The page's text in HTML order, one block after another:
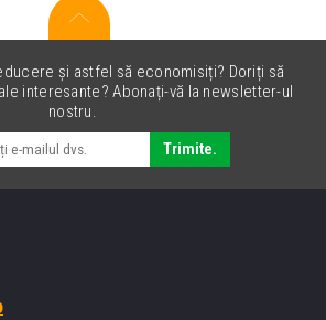
și astfel să economisiți? Doriți să
interesante? Abonați-vă la newsletter-ul
nostru.
Trimite.